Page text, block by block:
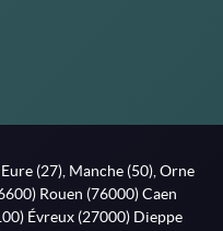
(27), Manche (50), Orne
Rouen (76000) Caen
Évreux (27000) Dieppe